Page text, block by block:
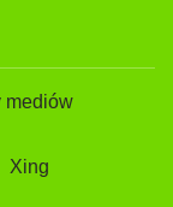
mediów
Xing